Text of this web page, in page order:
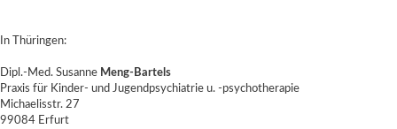
In Thüringen:
Dipl.-Med. Susanne Meng-Bartels
Praxis für Kinder- und Jugendpsychiatrie u. -psychotherapie
Michaelisstr. 27
99084 Erfurt